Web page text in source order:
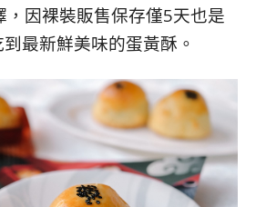
，因裸裝販售保存僅5天也是
最新鮮美味的蛋黃酥。